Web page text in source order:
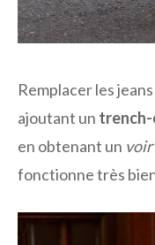
Remplacer les
ajoutant un
en obtenant un voir
fonctionne très